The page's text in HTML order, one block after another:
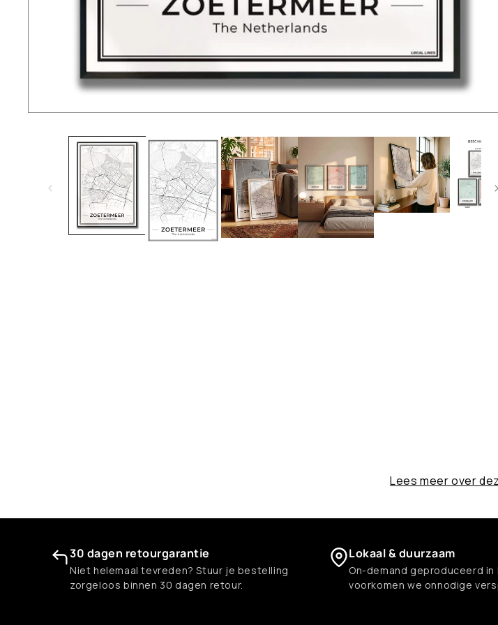
Lees meer over
30 dagen retourgarantie
Niet helemaal tevreden? Stuur je bestelling
zorgeloos binnen 30 dagen retour.
Lokaal & duurzaam
On-demand geproduceerd in
voorkomen we onnodige